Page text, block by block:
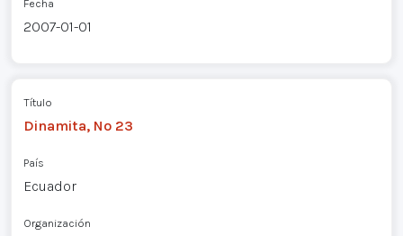
Fecha
2007-01-01
Título
Dinamita, Nº 23
País
Ecuador
Organización